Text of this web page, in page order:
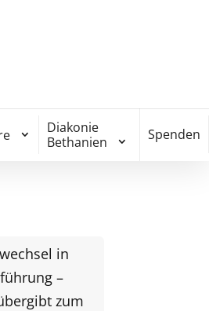
Diakonie
Bethanien
Spenden
in
–
zum